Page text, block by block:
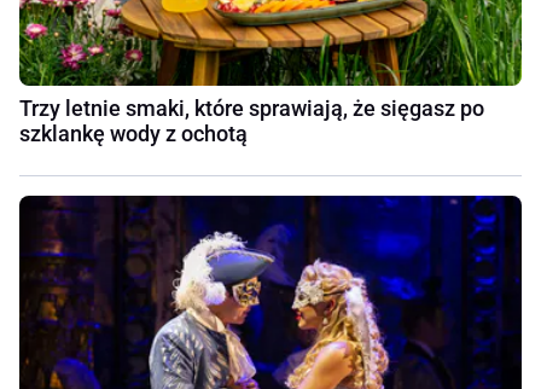
Trzy letnie smaki, które sprawiają, że sięgasz po
szklankę wody z ochotą